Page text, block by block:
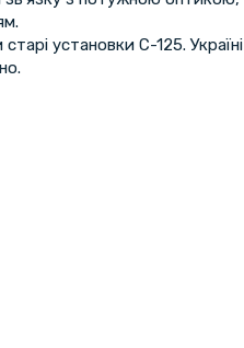
установки С-125. Україні